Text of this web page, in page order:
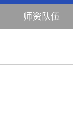
师资队伍